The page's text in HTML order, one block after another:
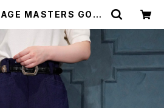
MASTERS GOLF
ファーフレアスラックス
| Titti Vintage